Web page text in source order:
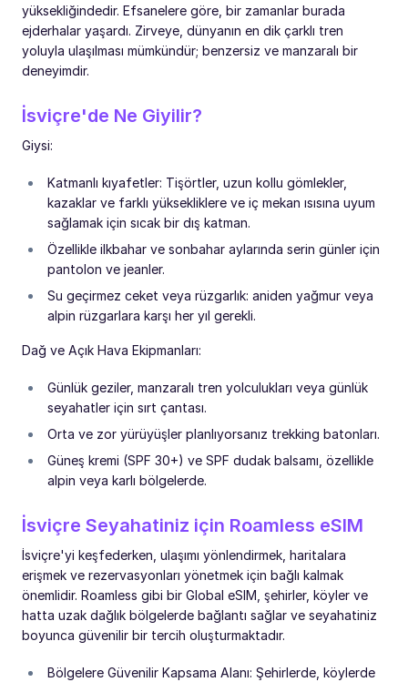
yüksekliğindedir. Efsanelere göre, bir zamanlar burada
ejderhalar yaşardı. Zirveye, dünyanın en dik çarklı tren
yoluyla ulaşılması mümkündür; benzersiz ve manzaralı bir
deneyimdir.
İsviçre'de Ne Giyilir?
Giysi:
Katmanlı kıyafetler: Tişörtler, uzun kollu gömlekler,
kazaklar ve farklı yüksekliklere ve iç mekan ısısına uyum
sağlamak için sıcak bir dış katman.
Özellikle ilkbahar ve sonbahar aylarında serin günler için
pantolon ve jeanler.
Su geçirmez ceket veya rüzgarlık: aniden yağmur veya
alpin rüzgarlara karşı her yıl gerekli.
Dağ ve Açık Hava Ekipmanları:
Günlük geziler, manzaralı tren yolculukları veya günlük
seyahatler için sırt çantası.
Orta ve zor yürüyüşler planlıyorsanız trekking batonları.
Güneş kremi (SPF 30+) ve SPF dudak balsamı, özellikle
alpin veya karlı bölgelerde.
İsviçre Seyahatiniz için Roamless eSIM
İsviçre'yi keşfederken, ulaşımı yönlendirmek, haritalara
erişmek ve rezervasyonları yönetmek için bağlı kalmak
önemlidir. Roamless gibi bir Global eSIM, şehirler, köyler ve
hatta uzak dağlık bölgelerde bağlantı sağlar ve seyahatiniz
boyunca güvenilir bir tercih oluşturmaktadır.
Bölgelere Güvenilir Kapsama Alanı: Şehirlerde, köylerde